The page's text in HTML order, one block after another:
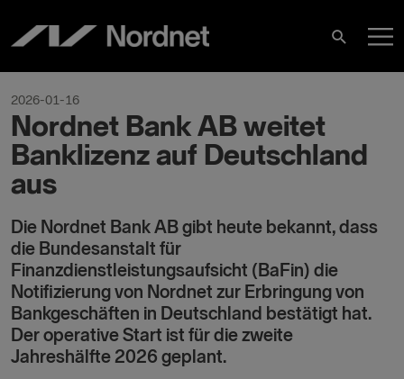
content
Search
2026-01-16
Nordnet Bank AB weitet
Banklizenz auf Deutschland
aus
Die Nordnet Bank AB gibt heute bekannt, dass
die Bundesanstalt für
Finanzdienstleistungsaufsicht (BaFin) die
Notifizierung von Nordnet zur Erbringung von
Bankgeschäften in Deutschland bestätigt hat.
Der operative Start ist für die zweite
Jahreshälfte 2026 geplant.